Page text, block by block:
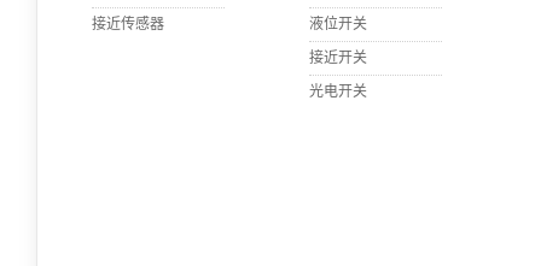
接近传感器
液位开关
接近开关
光电开关